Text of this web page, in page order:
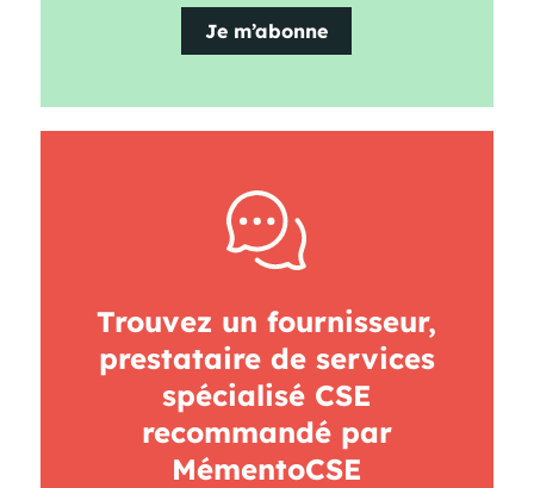
Je m’abonne
Trouvez un fournisseur,
prestataire de services
spécialisé CSE
recommandé par
MémentoCSE